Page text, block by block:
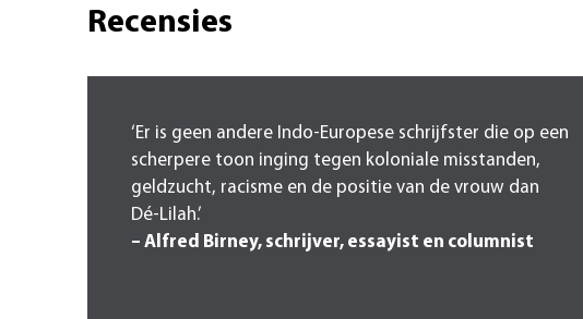
Recensies
‘Er is geen andere Indo-Europese schrijfster die op een
scherpere toon inging tegen koloniale misstanden,
geldzucht, racisme en de positie van de vrouw dan
Dé-Lilah.’
– Alfred Birney, schrijver, essayist en columnist